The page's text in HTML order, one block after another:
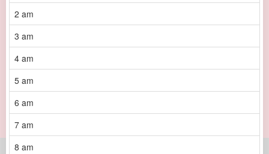
2 am
3 am
4 am
5 am
6 am
7 am
8 am